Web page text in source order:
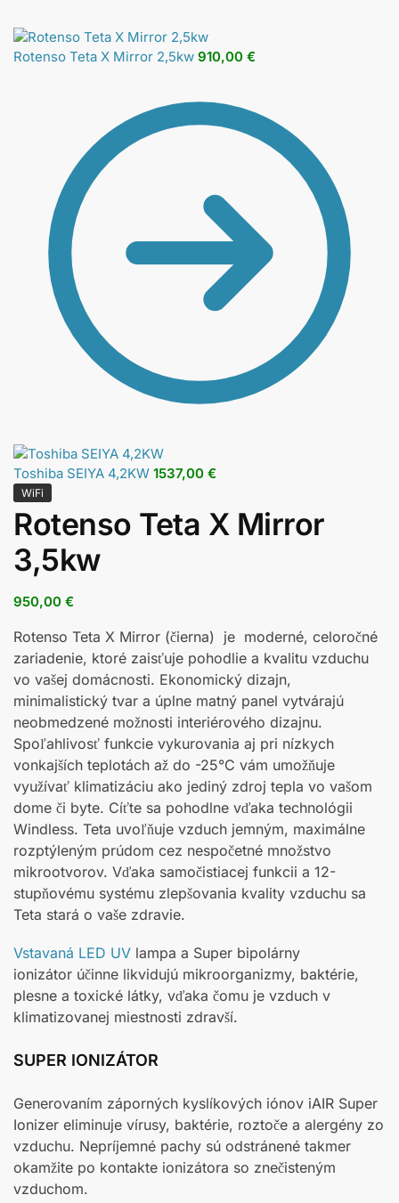
Rotenso Teta X Mirror 2,5kw 910,00 €
Toshiba SEIYA 4,2KW 1537,00 €
WiFi
Rotenso Teta X Mirror
3,5kw
950,00 €
Rotenso Teta X Mirror (čierna) je moderné, celoročné
zariadenie, ktoré zaisťuje pohodlie a kvalitu vzduchu
vo vašej domácnosti. Ekonomický dizajn,
minimalistický tvar a úplne matný panel vytvárajú
neobmedzené možnosti interiérového dizajnu.
Spoľahlivosť funkcie vykurovania aj pri nízkych
vonkajších teplotách až do -25°C vám umožňuje
využívať klimatizáciu ako jediný zdroj tepla vo vašom
dome či byte. Cíťte sa pohodlne vďaka technológii
Windless. Teta uvoľňuje vzduch jemným, maximálne
rozptýleným prúdom cez nespočetné množstvo
mikrootvorov. Vďaka samočistiacej funkcii a 12-
stupňovému systému zlepšovania kvality vzduchu sa
Teta stará o vaše zdravie.
Vstavaná LED UV lampa a Super bipolárny
ionizátor účinne likvidujú mikroorganizmy, baktérie,
plesne a toxické látky, vďaka čomu je vzduch v
klimatizovanej miestnosti zdravší.
SUPER IONIZÁTOR
Generovaním záporných kyslíkových iónov iAIR Super
Ionizer eliminuje vírusy, baktérie, roztoče a alergény zo
vzduchu. Nepríjemné pachy sú odstránené takmer
okamžite po kontakte ionizátora so znečisteným
vzduchom.